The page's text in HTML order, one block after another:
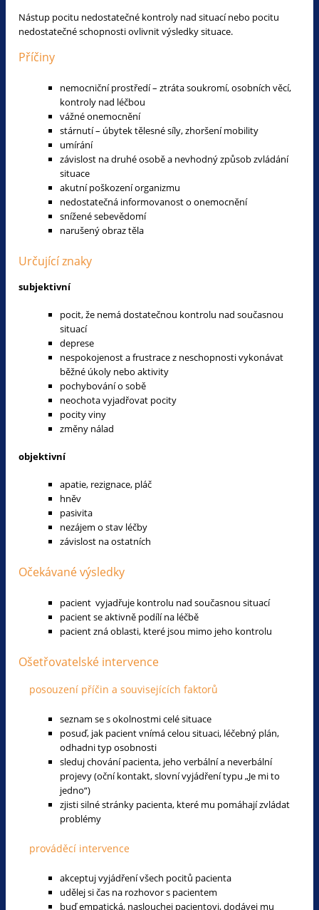
Nástup pocitu nedostatečné kontroly nad situací nebo pocitu
nedostatečné schopnosti ovlivnit výsledky situace.
Příčiny
nemocniční prostředí – ztráta soukromí, osobních věcí,
kontroly nad léčbou
vážné onemocnění
stárnutí – úbytek tělesné síly, zhoršení mobility
umírání
závislost na druhé osobě a nevhodný způsob zvládání
situace
akutní poškození organizmu
nedostatečná informovanost o onemocnění
snížené sebevědomí
narušený obraz těla
Určující znaky
subjektivní
pocit, že nemá dostatečnou kontrolu nad současnou
situací
deprese
nespokojenost a frustrace z neschopnosti vykonávat
běžné úkoly nebo aktivity
pochybování o sobě
neochota vyjadřovat pocity
pocity viny
změny nálad
objektivní
apatie, rezignace, pláč
hněv
pasivita
nezájem o stav léčby
závislost na ostatních
Očekávané výsledky
pacient vyjadřuje kontrolu nad současnou situací
pacient se aktivně podílí na léčbě
pacient zná oblasti, které jsou mimo jeho kontrolu
Ošetřovatelské intervence
posouzení příčin a souvisejících faktorů
seznam se s okolnostmi celé situace
posuď, jak pacient vnímá celou situaci, léčebný plán,
odhadni typ osobnosti
sleduj chování pacienta, jeho verbální a neverbální
projevy (oční kontakt, slovní vyjádření typu „Je mi to
jedno“)
zjisti silné stránky pacienta, které mu pomáhají zvládat
problémy
prováděcí intervence
akceptuj vyjádření všech pocitů pacienta
udělej si čas na rozhovor s pacientem
buď empatická, naslouchej pacientovi, dodávej mu